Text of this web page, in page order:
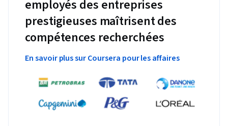
employés des entreprises
prestigieuses maîtrisent des
compétences recherchées
En savoir plus sur Coursera pour les affaires